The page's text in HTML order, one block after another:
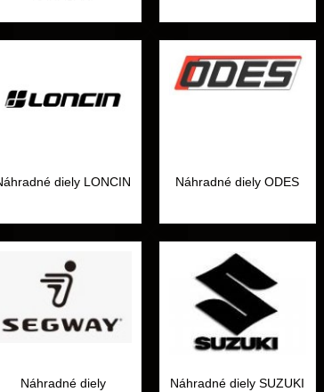
diely LONCIN Náhradné diely ODES
Náhradné diely
Náhradné diely SUZUKI